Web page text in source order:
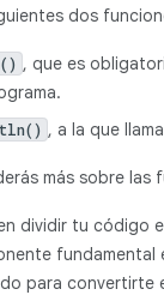
dos
, que es
, a la que
más sobre las
dividir tu código
fundamental
para convertirte